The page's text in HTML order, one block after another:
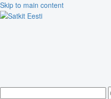
Skip to main content